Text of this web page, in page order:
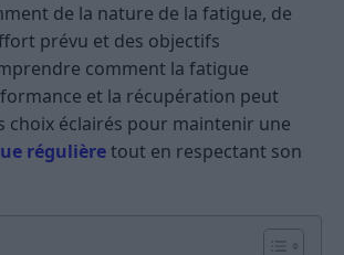
de la nature de la fatigue, de
prévu et des objectifs
comment la fatigue
et la récupération peut
choix éclairés pour maintenir une
régulièretout en respectant son